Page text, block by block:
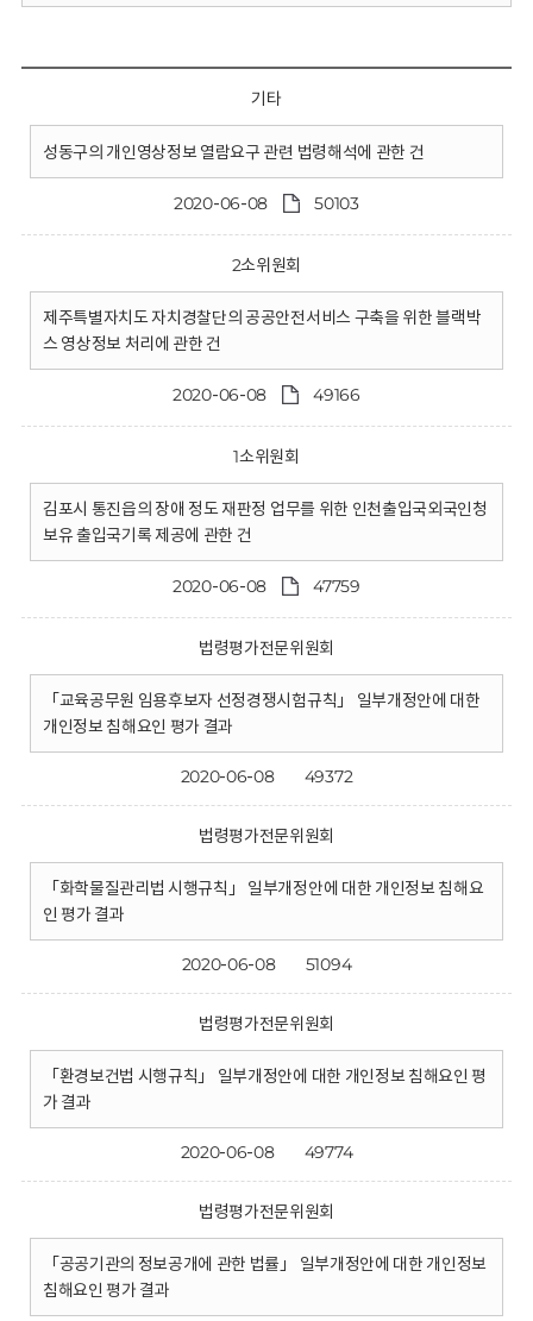
기타
성동구의 개인영상정보 열람요구 관련 법령해석에 관한 건
2020-06-08 50103
2소위원회
제주특별자치도 자치경찰단의 공공안전서비스 구축을 위한 블랙박
스 영상정보 처리에 관한 건
2020-06-08 49166
1소위원회
김포시 통진읍의 장애 정도 재판정 업무를 위한 인천출입국외국인청
보유 출입국기록 제공에 관한 건
2020-06-08 47759
법령평가전문위원회
「교육공무원 임용후보자 선정경쟁시험규칙」 일부개정안에 대한
개인정보 침해요인 평가 결과
2020-06-08 49372
법령평가전문위원회
「화학물질관리법 시행규칙」 일부개정안에 대한 개인정보 침해요
인 평가 결과
2020-06-08 51094
법령평가전문위원회
「환경보건법 시행규칙」 일부개정안에 대한 개인정보 침해요인 평
가 결과
2020-06-08 49774
법령평가전문위원회
「공공기관의 정보공개에 관한 법률」 일부개정안에 대한 개인정보
침해요인 평가 결과